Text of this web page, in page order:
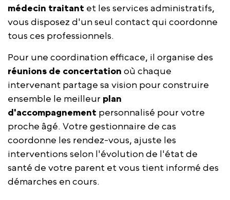
médecin traitant et les services administratifs,
vous disposez d'un seul contact qui coordonne
tous ces professionnels.
Pour une coordination efficace, il organise des
réunions de concertation où chaque
intervenant partage sa vision pour construire
ensemble le meilleur plan
d'accompagnement personnalisé pour votre
proche âgé. Votre gestionnaire de cas
coordonne les rendez-vous, ajuste les
interventions selon l'évolution de l'état de
santé de votre parent et vous tient informé des
démarches en cours.